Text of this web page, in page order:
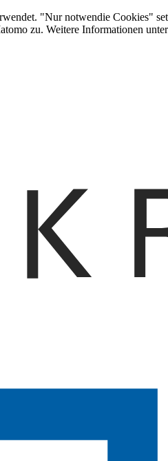
"Nur notwendie Cookies"
zu. Weitere Informationen